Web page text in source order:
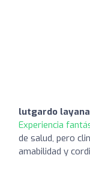
lutgardo
Experiencia
de salud, pero
amabilidad y